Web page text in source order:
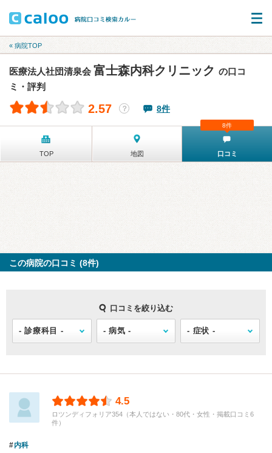
« 病院TOP
医療法人社団清泉会 富士森内科クリニック の口コ
ミ・評判
2.57 ？ 8件
TOP 地図 口コミ
8件
この病院の口コミ (8件)
口コミを絞り込む
4.5
ロツンディフォリア354（本人ではない・80代・女性・掲載口コミ6
件）
内科